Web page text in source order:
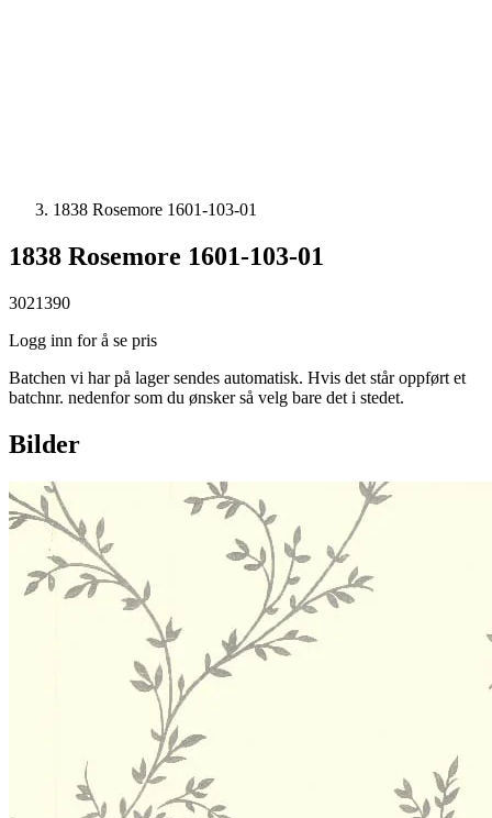
1838 Rosemore 1601-103-01
1838 Rosemore 1601-103-01
3021390
Logg inn for å se pris
Batchen vi har på lager sendes automatisk. Hvis det står oppført et
batchnr. nedenfor som du ønsker så velg bare det i stedet.
Bilder